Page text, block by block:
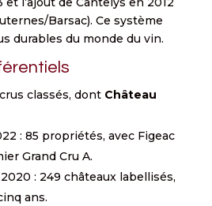
Barsac). Ce système
durables du monde du vin.
classés, dont Château
: 85 propriétés, avec Figeac
Grand Cru A.
: 249 châteaux labellisés,
ans.